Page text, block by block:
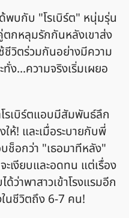
พบกับ "โรเบิร์ต" หนุ่มรุ่น
กหลุมรักกันหลังเขาส่ง
ชีวิตร่วมกันอย่างมีความ
ง...ความจริงเริ่มเผยอ
รเบิร์ตแอบมีสัมพันธ์ลึก
! และเมื่อระบายกับพี่
ช็อกว่า "เธอมาทีหลัง"
เงียบและอดทน แต่เรื่อง
ว่าพาสาวเข้าโรงแรมอีก
นชีวิตถึง 6-7 คน!